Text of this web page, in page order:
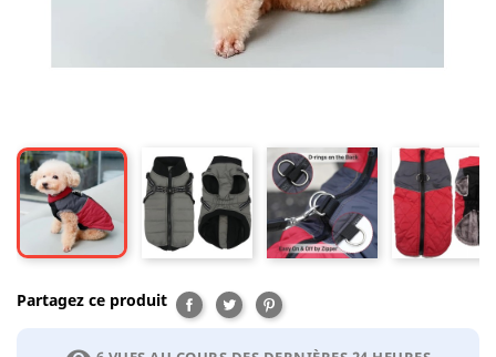
Partagez ce produit Partager
TweetPinterest